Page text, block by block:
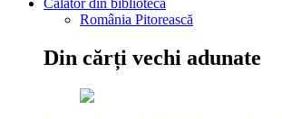
Călător din bibliotecă
România Pitorească
Din cărți vechi adunate